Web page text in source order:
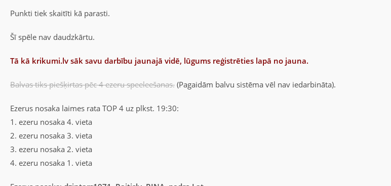
Punkti tiek skaitīti kā parasti.
Šī spēle nav daudzkārtu.
Tā kā krikumi.lv sāk savu darbību jaunajā vidē, lūgums reģistrēties lapā no jauna.
Balvas tiks piešķirtas pēc 4 ezeru speeleešanas. (Pagaidām balvu sistēma vēl nav iedarbināta).
Ezerus nosaka laimes rata TOP 4 uz plkst. 19:30:
1. ezeru nosaka 4. vieta
2. ezeru nosaka 3. vieta
3. ezeru nosaka 2. vieta
4. ezeru nosaka 1. vieta